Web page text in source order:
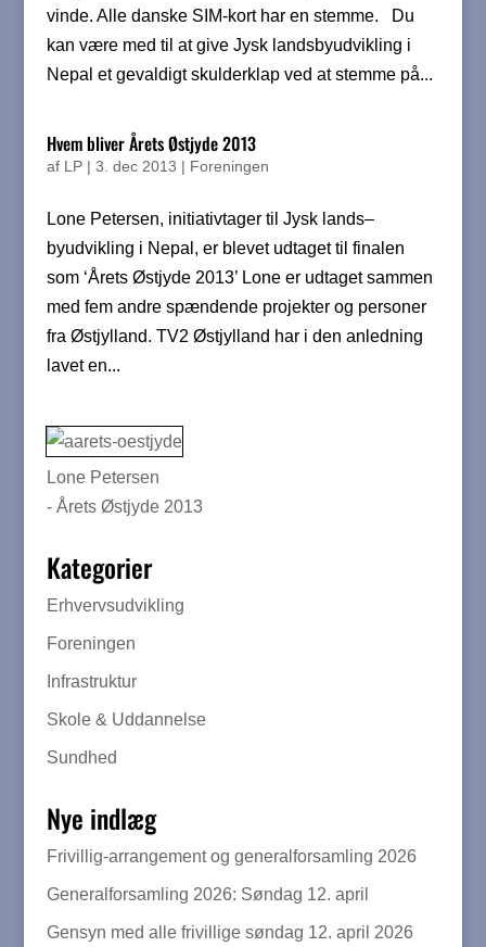
vinde. Alle danske SIM-kort har en stemme. Du
kan være med til at give Jysk landsbyudvikling i
Nepal et gevaldigt skulderklap ved at stemme på...
Hvem bliver Årets Østjyde 2013
af LP| 3. dec 2013 | Foreningen
Lone Petersen, initiativtager til Jysk lands–
byudvikling i Nepal, er blevet udtaget til finalen
som ‘Årets Østjyde 2013’ Lone er udtaget sammen
med fem andre spændende projekter og personer
fra Østjylland. TV2 Østjylland har i den anledning
lavet en...
Lone Petersen
- Årets Østjyde 2013
Kategorier
Erhvervsudvikling
Foreningen
Infrastruktur
Skole & Uddannelse
Sundhed
Nye indlæg
Frivillig-arrangement og generalforsamling 2026
Generalforsamling 2026: Søndag 12. april
Gensyn med alle frivillige søndag 12. april 2026